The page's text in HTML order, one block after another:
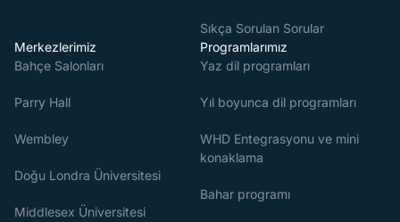
Sıkça Sorulan Sorular
Merkezlerimiz
Bahçe Salonları
Parry Hall
Wembley
Doğu Londra Üniversitesi
Middlesex Üniversitesi
Programlarımız
Yaz dil programları
Yıl boyunca dil programları
WHD Entegrasyonu ve mini
konaklama
Bahar programı